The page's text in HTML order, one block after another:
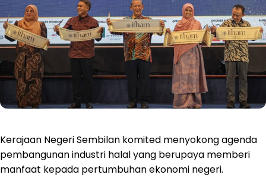
Kerajaan Negeri Sembilan komited menyokong agenda
pembangunan industri halal yang berupaya memberi
manfaat kepada pertumbuhan ekonomi negeri.